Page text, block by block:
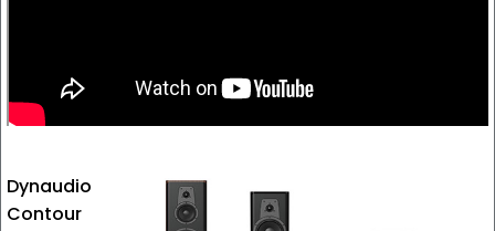
Dynaudio
Contour